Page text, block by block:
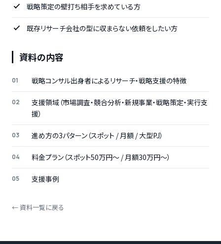
戦略策定の壁打ち相手を求めている方
既存リサーチ会社の型に収まらない依頼をしたい方
資料の内容
戦略コンサル出身者によるリサーチ・戦略支援の特徴
支援領域（市場調査・競合分析・新規事業・戦略策定・実行支
援）
進め方の3パターン（スポット / 月額 / 大型PJ）
料金プラン（スポット50万円〜 / 月額30万円〜）
支援事例
← 資料一覧に戻る